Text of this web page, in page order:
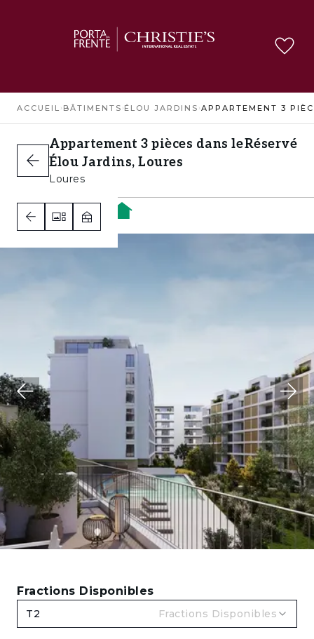
ACCUEIL › BÂTIMENTS ›ÉLOU JARDINS ›
Appartement 3 pièces dans le
Élou Jardins, Loures
Loures
Réservé
Fractions Disponibles
T2 Fractions Disponibles